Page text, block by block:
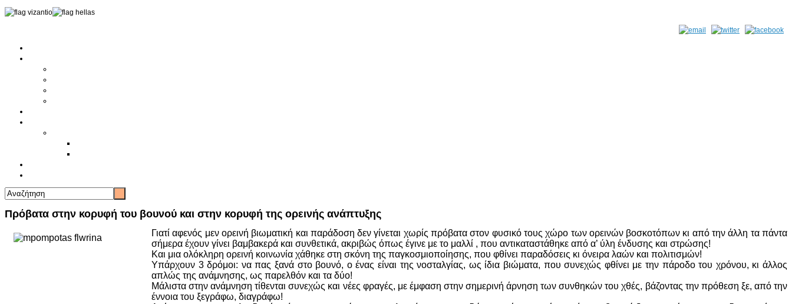
Πρόβατα στην κορυφή του βουνού και στην κορυφή της ορεινής ανάπτυξης
Γιατί αφενός μεν ορεινή βιωματική και παράδοση δεν γίνεται χωρίς πρόβατα στον φυσικό τους χώρο των ορεινών βοσκοτόπων κι από την άλλη τα πάντα
σήμερα έχουν γίνει βαμβακερά και συνθετικά, ακριβώς όπως έγινε με το μαλλί , που αντικαταστάθηκε από α’ ύλη ένδυσης και στρώσης!
Και μια ολόκληρη ορεινή κοινωνία χάθηκε στη σκόνη της παγκοσμιοποίησης, που φθίνει παραδόσεις κι όνειρα λαών και πολιτισμών!
Υπάρχουν 3 δρόμοι: να πας ξανά στο βουνό, ο ένας είναι της νοσταλγίας, ως ίδια βιώματα, που συνεχώς φθίνει με την πάροδο του χρόνου, κι άλλος
απλώς της ανάμνησης, ως παρελθόν και τα δύο!
Μάλιστα στην ανάμνηση τίθενται συνεχώς και νέες φραγές, με έμφαση στην σημερινή άρνηση των συνθηκών του χθές, βάζοντας την πρόθεση ξε, από την
έννοια του ξεγράφω, διαγράφω!